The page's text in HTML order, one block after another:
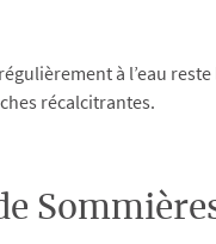
à l’eau
récalcitrantes.